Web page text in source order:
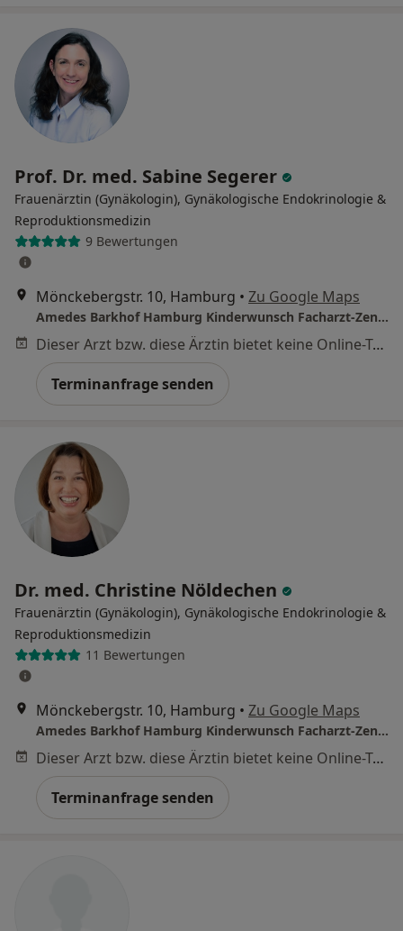
Prof. Dr. med. Sabine Segerer
Frauenärztin (Gynäkologin), Gynäkologische Endokrinologie &
Reproduktionsmedizin
9 Bewertungen
Mönckebergstr. 10, Hamburg • Zu Google Maps
Amedes Barkhof Hamburg Kinderwunsch Facharzt-Zentrum Pränatale Medizin, Osteologie und Endokrinologie GmbH
Dieser Arzt bzw. diese Ärztin bietet keine Online-Terminbuchung an diesem Standort an.
Terminanfrage senden
Dr. med. Christine Nöldechen
Frauenärztin (Gynäkologin), Gynäkologische Endokrinologie &
Reproduktionsmedizin
11 Bewertungen
Mönckebergstr. 10, Hamburg • Zu Google Maps
Amedes Barkhof Hamburg Kinderwunsch Facharzt-Zentrum Pränatale Medizin, Osteologie und Endokrinologie GmbH
Dieser Arzt bzw. diese Ärztin bietet keine Online-Terminbuchung an diesem Standort an.
Terminanfrage senden